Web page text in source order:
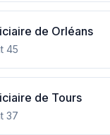
de Orléans
45
de Tours
37